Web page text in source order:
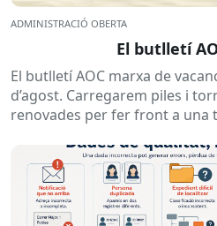
ADMINISTRACIÓ OBERTA
El butlletí
El butlletí AOC marxa de
d’agost. Carregarem piles i
renovades per fer front a una